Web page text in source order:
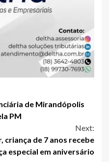
de Mirandópolis
PM
Next:
criança de 7 anos recebe
especial em aniversário